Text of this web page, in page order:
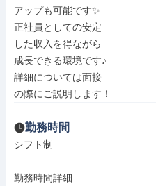
アップも可能です✨
正社員としての安定
した収入を得ながら
成長できる環境です♪
詳細については面接
の際にご説明します！
勤務時間
シフト制
勤務時間詳細